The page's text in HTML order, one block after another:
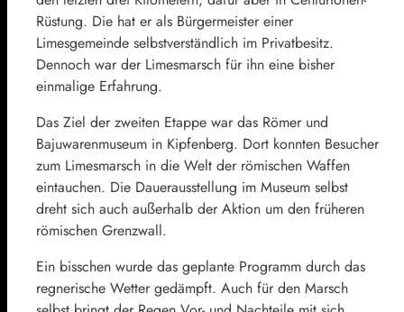
Rüstung. Die hat er als Bürgermeister einer
Limesgemeinde selbstverständlich im Privatbesitz.
Dennoch war der Limesmarsch für ihn eine bisher
einmalige Erfahrung.
Das Ziel der zweiten Etappe war das Römer und
Bajuwarenmuseum in Kipfenberg. Dort konnten Besucher
zum Limesmarsch in die Welt der römischen Waffen
eintauchen. Die Dauerausstellung im Museum selbst
dreht sich auch außerhalb der Aktion um den früheren
römischen Grenzwall.
Ein bisschen wurde das geplante Programm durch das
regnerische Wetter gedämpft. Auch für den Marsch